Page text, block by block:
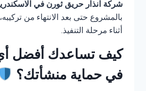
شركة انذار حريق ثورن في
بالمشروع حتى بعد الانتهاء من
أثناء مرحلة التنفيذ.
كيف تساعدك أفضل
في حماية منشأتك؟